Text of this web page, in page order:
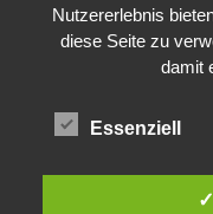
Nutzererlebnis
diese Seite zu
damit
Essenziell